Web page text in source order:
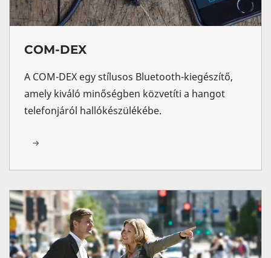
COM-DEX
A COM-DEX egy stílusos Bluetooth-kiegészítő,
amely kiváló minőségben közvetíti a hangot
telefonjáról hallókészülékébe.